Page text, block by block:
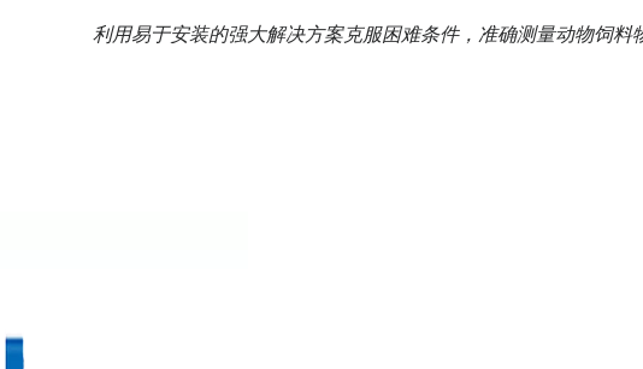
利用易于安装的强大解决方案克服困难条件，准确测量动物饲料